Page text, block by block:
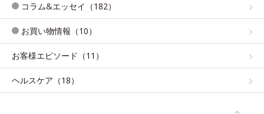
コラム&エッセイ（182）
お買い物情報（10）
お客様エピソード（11）
ヘルスケア（18）